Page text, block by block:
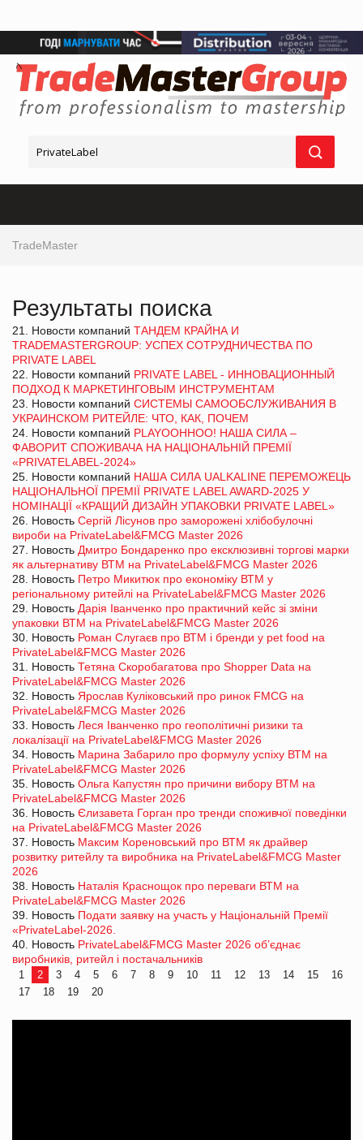
TradeMaster
Результаты поиска
21. Новости компаний ТАНДЕМ КРАЙНА И
TRADEMASTERGROUP: УСПЕХ СОТРУДНИЧЕСТВА ПО
PRIVATE LABEL
22. Новости компаний PRIVATE LABEL - ИННОВАЦИОННЫЙ
ПОДХОД К МАРКЕТИНГОВЫМ ИНСТРУМЕНТАМ
23. Новости компаний СИСТЕМЫ САМООБСЛУЖИВАНИЯ В
УКРАИНСКОМ РИТЕЙЛЕ: ЧТО, КАК, ПОЧЕМ
24. Новости компаний PLAYOOHHOO! НАША СИЛА –
ФАВОРИТ СПОЖИВАЧА НА НАЦІОНАЛЬНІЙ ПРЕМІЇ
«PRIVATELABEL-2024»
25. Новости компаний НАША СИЛА UALKALINE ПЕРЕМОЖЕЦЬ
НАЦІОНАЛЬНОЇ ПРЕМІЇ PRIVATE LABEL AWARD-2025 У
НОМІНАЦІЇ «КРАЩИЙ ДИЗАЙН УПАКОВКИ PRIVATE LABEL»
26. Новость Сергій Лісунов про заморожені хлібобулочні
вироби на PrivateLabel&FMCG Master 2026
27. Новость Дмитро Бондаренко про ексклюзивні торгові марки
як альтернативу ВТМ на PrivateLabel&FMCG Master 2026
28. Новость Петро Микитюк про економіку ВТМ у
регіональному ритейлі на PrivateLabel&FMCG Master 2026
29. Новость Дарія Іванченко про практичний кейс зі зміни
упаковки ВТМ на PrivateLabel&FMCG Master 2026
30. Новость Роман Слугаєв про ВТМ і бренди у pet food на
PrivateLabel&FMCG Master 2026
31. Новость Тетяна Скоробагатова про Shopper Data на
PrivateLabel&FMCG Master 2026
32. Новость Ярослав Куліковський про ринок FMCG на
PrivateLabel&FMCG Master 2026
33. Новость Леся Іванченко про геополітичні ризики та
локалізації на PrivateLabel&FMCG Master 2026
34. Новость Марина Забарило про формулу успіху ВТМ на
PrivateLabel&FMCG Master 2026
35. Новость Ольга Капустян про причини вибору ВТМ на
PrivateLabel&FMCG Master 2026
36. Новость Єлизавета Горган про тренди споживчої поведінки
на PrivateLabel&FMCG Master 2026
37. Новость Максим Кореновський про ВТМ як драйвер
розвитку ритейлу та виробника на PrivateLabel&FMCG Master
2026
38. Новость Наталія Краснощок про переваги ВТМ на
PrivateLabel&FMCG Master 2026
39. Новость Подати заявку на участь у Національній Премії
«PrivateLabel-2026.
40. Новость PrivateLabel&FMCG Master 2026 об’єднає
виробників, ритейл і постачальників
1 2 3 4 5 6 7 8 9 10 11 12 13 14 15
16
17
18 19 20